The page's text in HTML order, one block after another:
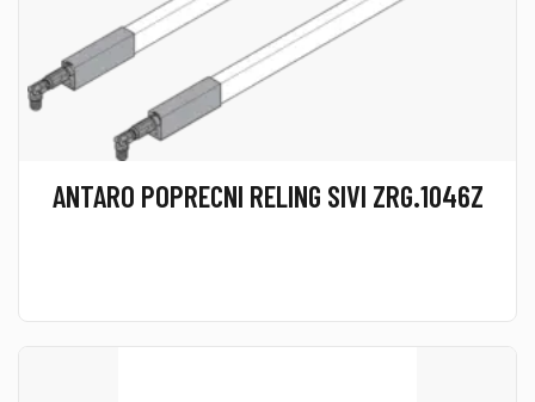
ANTARO POPRECNI RELING SIVI ZRG.1046Z